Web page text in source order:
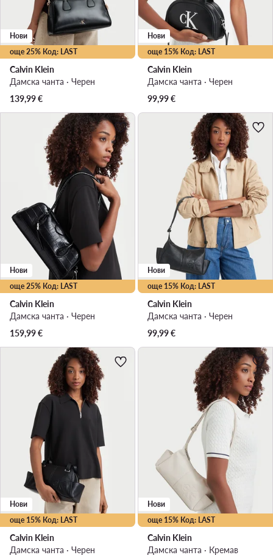
още 25% Код: LAST
Нови
Calvin Klein
Дамска чанта · Черен
139,99€
още 15% Код: LAST
Нови
Calvin Klein
Дамска чанта · Черен
99,99€
още 25% Код: LAST
Нови
Calvin Klein
Дамска чанта · Черен
159,99€
още 15% Код: LAST
Нови
Calvin Klein
Дамска чанта · Черен
99,99€
още 15% Код: LAST
Нови
Calvin Klein
Дамска чанта · Черен
още 15% Код: LAST
Нови
Calvin Klein
Дамска чанта · Кремав